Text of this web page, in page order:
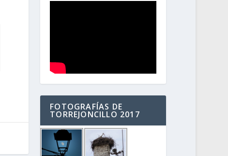
FOTOGRAFÍAS DE
TORREJONCILLO 2017